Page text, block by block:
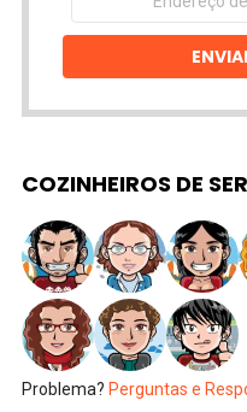
email
COZINHEIROS DE
Problema? Perguntas e